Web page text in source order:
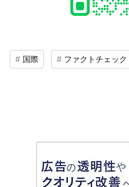
国際 ファクトチェック